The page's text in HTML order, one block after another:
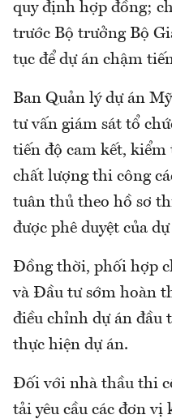
quy định hợp đồng;
trước Bộ trưởng Bộ
tục để dự án chậm
Ban Quản lý dự án
tư vấn giám sát tổ
tiến độ cam kết,
chất lượng thi công
tuân thủ theo hồ sơ
được phê duyệt của
Đồng thời, phối hợp
và Đầu tư sớm hoàn
điều chỉnh dự án đầu
thực hiện dự án.
Đối với nhà thầu thi
tải yêu cầu các đơn